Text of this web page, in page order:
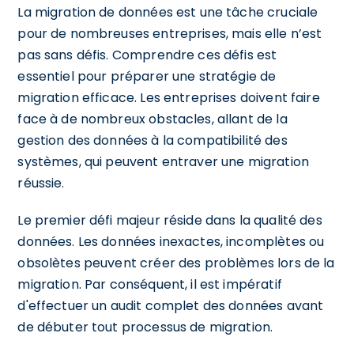
La migration de données est une tâche cruciale
pour de nombreuses entreprises, mais elle n’est
pas sans défis. Comprendre ces défis est
essentiel pour préparer une stratégie de
migration efficace. Les entreprises doivent faire
face à de nombreux obstacles, allant de la
gestion des données à la compatibilité des
systèmes, qui peuvent entraver une migration
réussie.
Le premier défi majeur réside dans la qualité des
données. Les données inexactes, incomplètes ou
obsolètes peuvent créer des problèmes lors de la
migration. Par conséquent, il est impératif
d'effectuer un audit complet des données avant
de débuter tout processus de migration.